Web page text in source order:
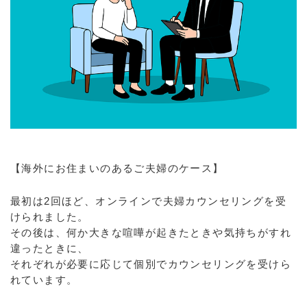
【海外にお住まいのあるご夫婦のケース】
最初は2回ほど、オンラインで夫婦カウンセリングを受
けられました。
その後は、何か大きな喧嘩が起きたときや気持ちがすれ
違ったときに、
それぞれが必要に応じて個別でカウンセリングを受けら
れています。